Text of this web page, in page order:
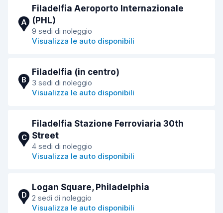
A
Filadelfia Aeroporto Internazionale
(PHL)
9 sedi di noleggio
Visualizza le auto disponibili
B
Filadelfia (in centro)
3 sedi di noleggio
Visualizza le auto disponibili
C
Filadelfia Stazione Ferroviaria 30th
Street
4 sedi di noleggio
Visualizza le auto disponibili
D
Logan Square, Philadelphia
2 sedi di noleggio
Visualizza le auto disponibili